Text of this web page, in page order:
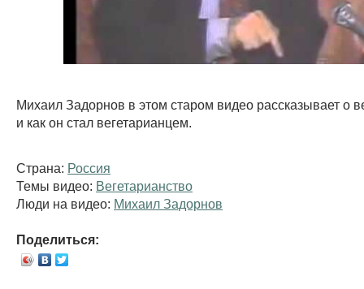
Михаил Задорнов в этом старом видео рассказывает о
и как он стал вегетарианцем.
Страна: Россия
Темы видео: Вегетарианство
Люди на видео: Михаил Задорнов
Поделиться: